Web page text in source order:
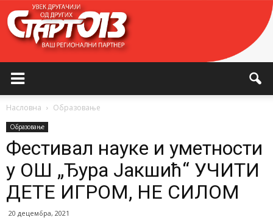
Насловна Образовање
Образовање
Фестивал науке и уметности
у ОШ „Ђура Јакшић“ УЧИТИ
ДЕТЕ ИГРОМ, НЕ СИЛОМ
20 децембра, 2021